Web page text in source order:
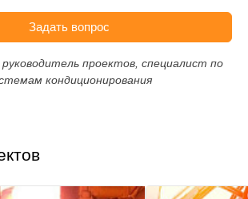
Задать вопрос
проектов, специалист по
кондиционирования